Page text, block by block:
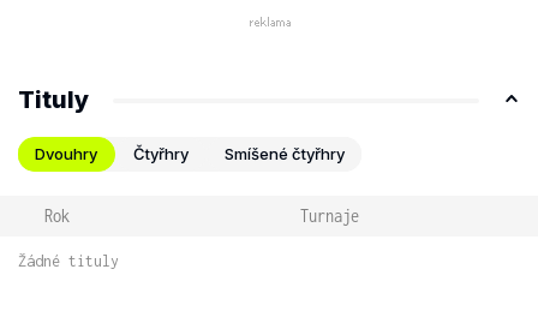
Tituly
Dvouhry Čtyřhry Smíšené čtyřhry
Rok Turnaje
Žádné tituly